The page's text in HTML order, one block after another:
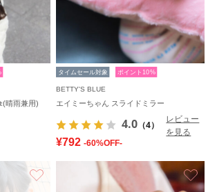
(晴雨兼用)
タイムセール対象 ポイント10%
BETTY'S BLUE
エイミーちゃん スライドミラー
4.0 （4）
レビュー
を見る
¥792 -60%OFF-